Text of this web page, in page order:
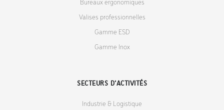
Bureaux ergonomiques
Valises professionnelles
Gamme ESD
Gamme Inox
SECTEURS D'ACTIVITÉS
Industrie & Logistique